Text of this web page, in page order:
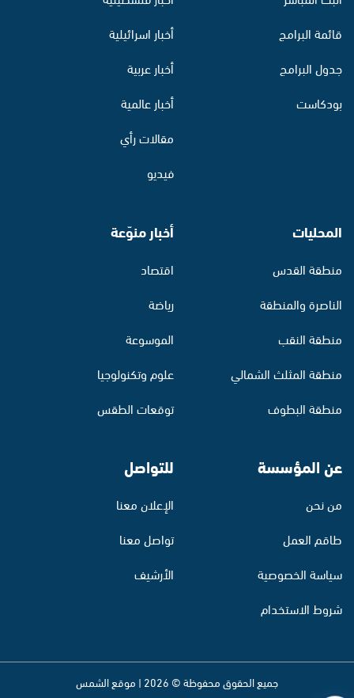
قائمة البرامج
جدول البرامج
بودكاست
أخبار اسرائيلية
أخبار عربية
أخبار عالمية
مقالات رأي
فيديو
المحليات
منطقة القدس
الناصرة والمنطقة
منطقة النقب
منطقة المثلث الشمالي
منطقة البطوف
أخبار منوّعة
اقتصاد
رياضة
الموسوعة
علوم وتكنولوجيا
توقعات الطقس
عن المؤسسة
من نحن
طاقم العمل
سياسة الخصوصية
شروط الاستخدام
للتواصل
الإعلان معنا
تواصل معنا
الأرشيف
جميع الحقوق محفوظة © 2026 | موقع الشمس